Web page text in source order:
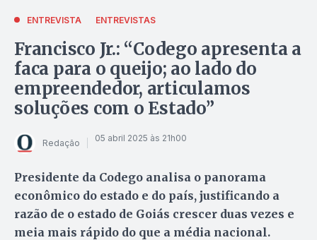
ENTREVISTA ENTREVISTAS
Francisco Jr.: “Codego apresenta a
faca para o queijo; ao lado do
empreendedor, articulamos
soluções com o Estado”
Redação 05 abril 2025 às 21h00
Presidente da Codego analisa o panorama
econômico do estado e do país, justificando a
razão de o estado de Goiás crescer duas vezes e
meia mais rápido do que a média nacional.